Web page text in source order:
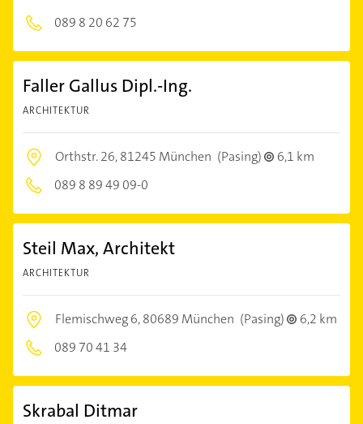
089 8 20 62 75
Faller Gallus Dipl.-Ing.
ARCHITEKTUR
Orthstr. 26,81245 München (Pasing)
6,1 km
089 8 89 49 09-0
Steil Max, Architekt
ARCHITEKTUR
Flemischweg 6,80689 München (Pasing)
6,2 km
089 70 41 34
Skrabal Ditmar